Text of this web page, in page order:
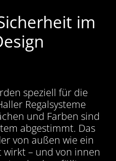
im
speziell für die
Regalsysteme
und Farben sind
abgestimmt. Das
von außen wie ein
wirkt – und von innen